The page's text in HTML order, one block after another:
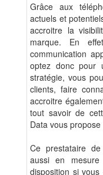
Grâce aux
actuels et
accroitre la
marque. En
communication
optez donc pour
stratégie, vous
clients, faire
accroitre
tout savoir de
Data vous
Ce prestataire
aussi en
disposition si